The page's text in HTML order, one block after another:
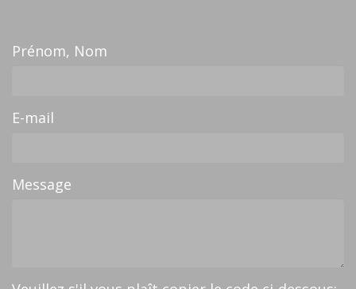
Prénom, Nom
E-mail
Message